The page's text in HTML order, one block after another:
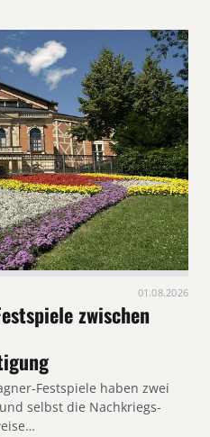
01.08.2026
zwischen
Festspiele haben zwei
selbst die Nachkriegs-